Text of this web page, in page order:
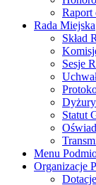
Raport
Rada Miejska
Skład
Sesje
Statut
Menu
Organizacje
Dotacje